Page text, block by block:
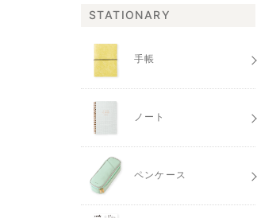
STATIONARY
手帳
ノート
ペンケース